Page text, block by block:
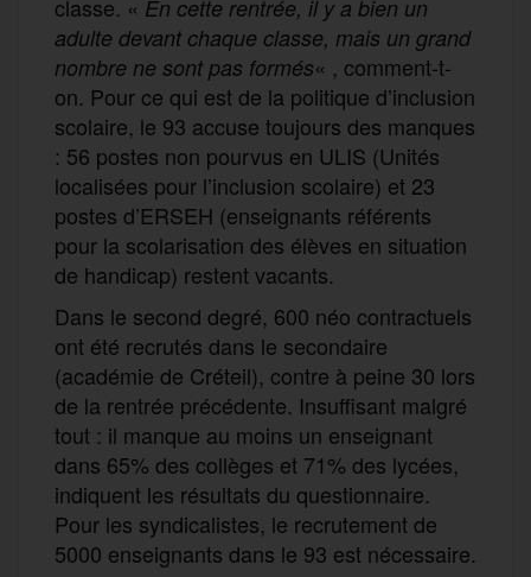
classe. « En cette rentrée, il y a bien un
adulte devant chaque classe, mais un grand
nombre ne sont pas formés« , comment-t-
on. Pour ce qui est de la politique d’inclusion
scolaire, le 93 accuse toujours des manques
: 56 postes non pourvus en ULIS (Unités
localisées pour l’inclusion scolaire) et 23
postes d’ERSEH (enseignants référents
pour la scolarisation des élèves en situation
de handicap) restent vacants.
Dans le second degré, 600 néo contractuels
ont été recrutés dans le secondaire
(académie de Créteil), contre à peine 30 lors
de la rentrée précédente. Insuffisant malgré
tout : il manque au moins un enseignant
dans 65% des collèges et 71% des lycées,
indiquent les résultats du questionnaire.
Pour les syndicalistes, le recrutement de
5000 enseignants dans le 93 est nécessaire.